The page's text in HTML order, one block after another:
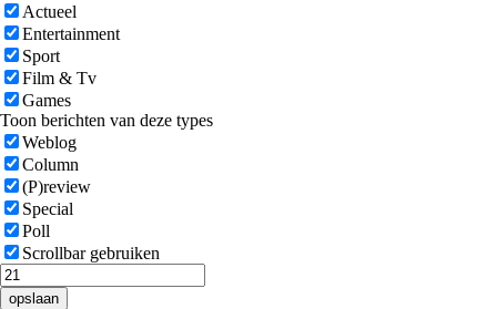
Actueel
Entertainment
Sport
Film & Tv
Games
Toon berichten van deze types
Weblog
Column
(P)review
Special
Poll
Scrollbar gebruiken
opslaan